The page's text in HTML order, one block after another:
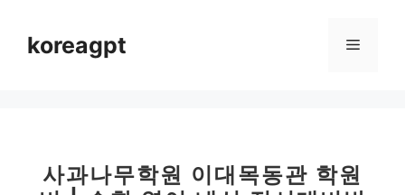
koreagpt 메
사과나무학원 이대목동관 학원